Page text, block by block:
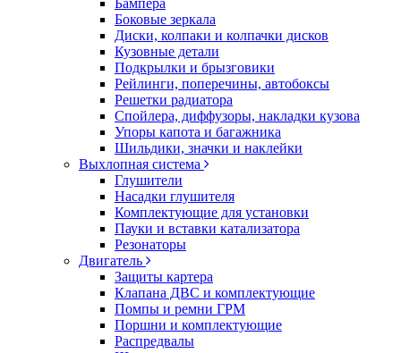
Бампера
Боковые зеркала
Диски, колпаки и колпачки дисков
Кузовные детали
Подкрылки и брызговики
Рейлинги, поперечины, автобоксы
Решетки радиатора
Спойлера, диффузоры, накладки кузова
Упоры капота и багажника
Шильдики, значки и наклейки
Выхлопная система
Глушители
Насадки глушителя
Комплектующие для установки
Пауки и вставки катализатора
Резонаторы
Двигатель
Защиты картера
Клапана ДВС и комплектующие
Помпы и ремни ГРМ
Поршни и комплектующие
Распредвалы